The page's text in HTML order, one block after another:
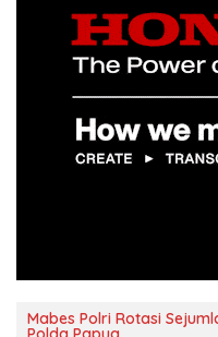
Mabes Polri Rotasi